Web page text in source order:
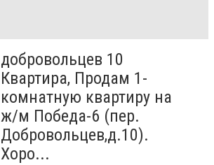
добровольцев 10
Квартира, Продам 1-
комнатную квартиру на
ж/м Победа-6 (пер.
Добровольцев,д.10).
Хоро...